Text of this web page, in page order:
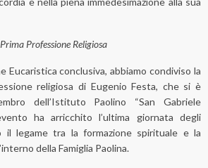
Professione Religiosa
Eucaristica conclusiva, abbiamo condiviso la
religiosa di Eugenio Festa, che si è
dell’Istituto Paolino “San Gabriele
ha arricchito l’ultima giornata degli
il legame tra la formazione spirituale e la
della Famiglia Paolina.